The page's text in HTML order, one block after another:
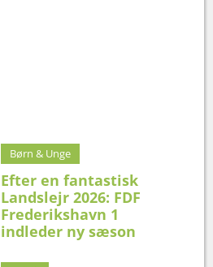
Børn & Unge
Efter en fantastisk
Landslejr 2026: FDF
Frederikshavn 1
indleder ny sæson